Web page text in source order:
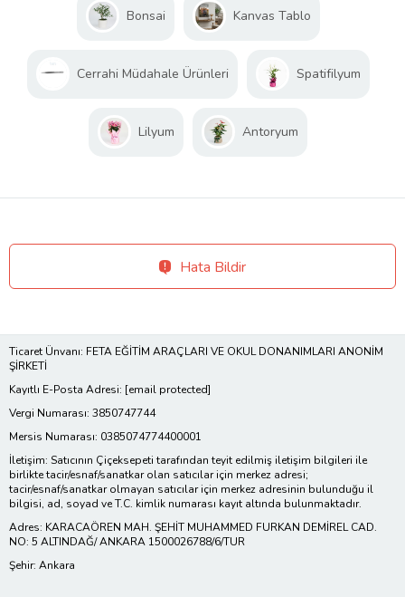
Bonsai Kanvas Tablo
Cerrahi Müdahale Ürünleri Spatifilyum
Lilyum Antoryum
Hata Bildir
Ticaret Ünvanı: FETA EĞİTİM ARAÇLARI VE OKUL DONANIMLARI ANONİM
ŞİRKETİ
Kayıtlı E-Posta Adresi: [email protected]
Vergi Numarası: 3850747744
Mersis Numarası: 0385074774400001
İletişim: Satıcının Çiçeksepeti tarafından teyit edilmiş iletişim bilgileri ile
birlikte tacir/esnaf/sanatkar olan satıcılar için merkez adresi;
tacir/esnaf/sanatkar olmayan satıcılar için merkez adresinin bulunduğu il
bilgisi, ad, soyad ve T.C. kimlik numarası kayıt altında bulunmaktadır.
Adres: KARACAÖREN MAH. ŞEHİT MUHAMMED FURKAN DEMİREL CAD.
NO: 5 ALTINDAĞ/ ANKARA 1500026788/6/TUR
Şehir: Ankara